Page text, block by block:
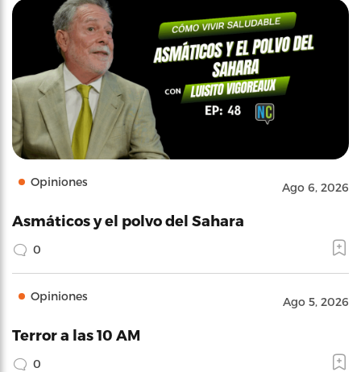
Opiniones Ago 6, 2026
Asmáticos y el polvo del Sahara
0
Opiniones Ago 5, 2026
Terror a las 10 AM
0